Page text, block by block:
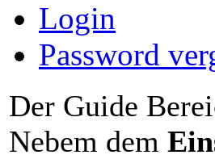
Login
Password
Der Guide
Nebem dem